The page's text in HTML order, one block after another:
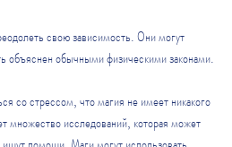
свою зависимость. Они могут
объяснен обычными физическими законами.
со стрессом, что магия не имеет никакого
множество исследований, которая может